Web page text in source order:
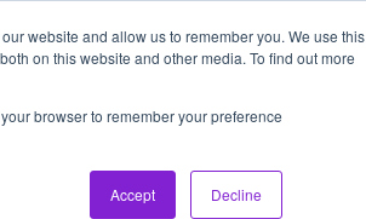
website and allow us to remember you. We use this
on this website and other media. To find out more
browser to remember your preference
Accept Decline
ベント 社長ブログ FAQ